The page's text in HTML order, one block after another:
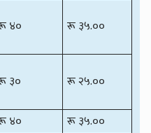
४० रू ३५.००
३० रू २५.००
४०
रू ३५.००